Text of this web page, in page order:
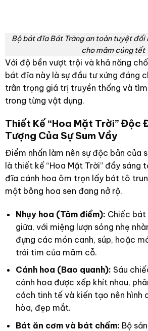
Bộ bát đĩa Bát Tràng an toàn tuyệt đối
cho mâm cúng tết
Với độ bền vượt trội và khả năng
bát đĩa này là sự đầu tư xứng đáng
trân trọng giá trị truyền thống và
trong từng vật dụng.
Thiết Kế “Hoa Mặt Trời” Độc
Tượng Của Sự Sum Vầy
Điểm nhấn làm nên sự độc bản của
là thiết kế “Hoa Mặt Trời” đầy sáng
đĩa cánh hoa ôm trọn lấy bát tô
một bông hoa sen đang nở rộ.
Nhụy hoa (Tâm điểm): Chiếc
giữa, với miệng lượn sóng nhẹ
đựng các món canh, súp, hoặc
trái tim của mâm cỗ.
Cánh hoa (Bao quanh): Sáu
cánh hoa được xếp khít nhau,
cách tinh tế và kiến tạo nên hình
hòa, đẹp mắt.
Bát ăn cơm và bát chấm: Bộ